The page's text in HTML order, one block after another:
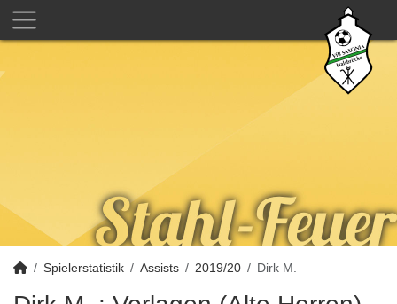
Spielerstatistik Assists 2019/20 Dirk M.